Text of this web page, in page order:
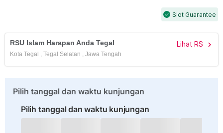
check Slot Guarantee
RSU Islam Harapan Anda Tegal Lihat RS chevron_right
Kota Tegal , Tegal Selatan , Jawa Tengah
Pilih tanggal dan waktu kunjungan
Pilih tanggal dan waktu kunjungan